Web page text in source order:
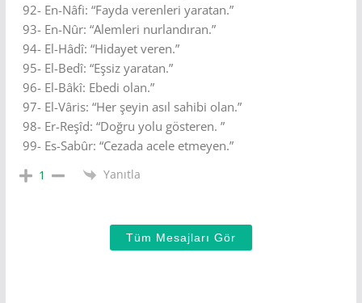
92- En-Nâfi: “Fayda verenleri yaratan.”
93- En-Nûr: “Alemleri nurlandıran.”
94- El-Hâdî: “Hidayet veren.”
95- El-Bedî: “Eşsiz yaratan.”
96- El-Bâkî: Ebedi olan.”
97- El-Vâris: “Her şeyin asıl sahibi olan.”
98- Er-Reşîd: “Doğru yolu gösteren. ”
99- Es-Sabûr: “Cezada acele etmeyen.”
1 Yanıtla
Tüm Mesajları Gör